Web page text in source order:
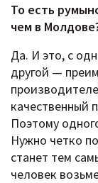
То есть
чем в
Да. И это, с
другой —
качественный
Поэтому
Нужно четко
станет тем
человек